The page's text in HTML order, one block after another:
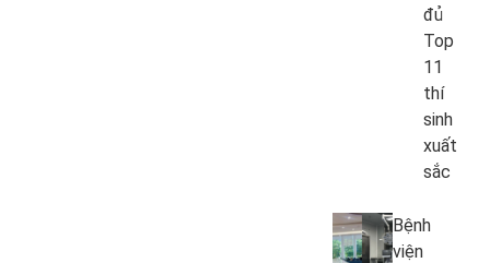
đủ
Top
11
thí
sinh
xuất
sắc
Bệnh
viện